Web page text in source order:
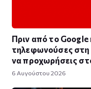
Πριν από το Google
τηλεφωνούσες στη
να προχωρήσεις
6 Αυγούστου 2026